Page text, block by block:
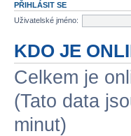
PŘIHLÁSIT SE
Uživatelské jméno:
KDO JE
Celkem je
(Tato data
minut)